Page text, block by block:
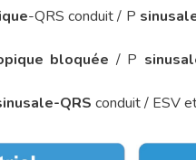
-QRS conduit / P
bloquée / P
QRS conduit / ESV